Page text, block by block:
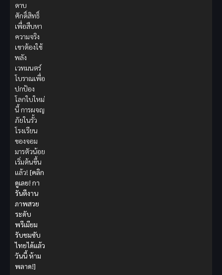
ดาบ
ศักดิ์สิทธิ์
เพื่อสืบหา
ความจริง
เขาต้องใช้
พลัง
เวทมนตร์
โบราณเพื่อ
ปกป้อง
โลกใบใหม่
นี้ การผจญ
ภัยในรั้ว
โรงเรียน
ของจอม
มารตัวน้อย
เริ่มต้นขึ้น
แล้ว! [คลิก
ดูเลย! กา
รันตีงาน
ภาพสวย
ระดับ
พรีเมียม
รับชมซับ
ไทยได้แล้ว
วันนี้ ห้าม
พลาด!]